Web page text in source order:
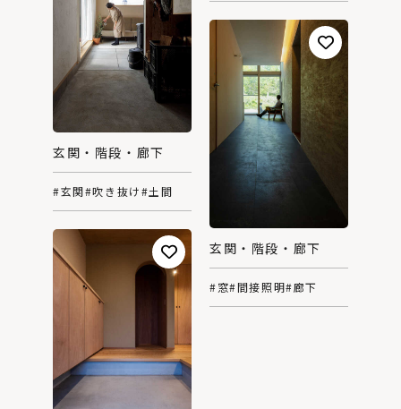
玄関・階段・廊下
#玄関#吹き抜け#土間
玄関・階段・廊下
#窓#間接照明#廊下